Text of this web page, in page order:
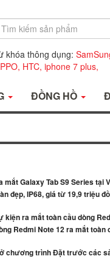
khóa thông dụng:
HTC, iphone 7 plus,
ĐỒNG HỒ
mắt Galaxy Tab S9 Series tại
đẹp, IP68, giá từ 19,9 triệu
kiện ra mắt toàn cầu dòng
Redmi Note 12 ra mắt toàn
chương trình Đặt trước các